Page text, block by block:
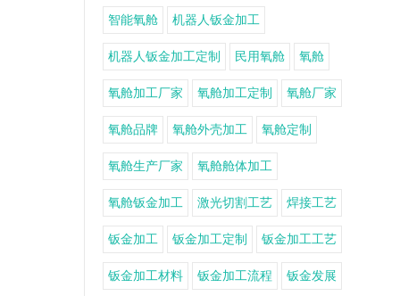
智能氧舱 机器人钣金加工
机器人钣金加工定制 民用氧舱 氧舱
氧舱加工厂家 氧舱加工定制 氧舱厂家
氧舱品牌 氧舱外壳加工 氧舱定制
氧舱生产厂家 氧舱舱体加工
氧舱钣金加工 激光切割工艺 焊接工艺
钣金加工 钣金加工定制 钣金加工工艺
钣金加工材料 钣金加工流程 钣金发展